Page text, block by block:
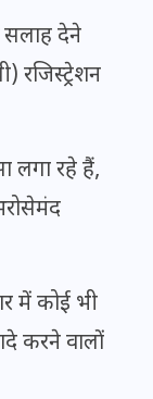
सलाह देने
रजिस्ट्रेशन
लगा रहे हैं,
में कोई भी
करने वालों